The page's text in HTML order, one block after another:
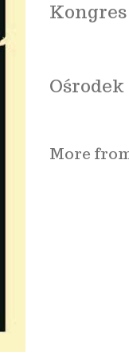
More